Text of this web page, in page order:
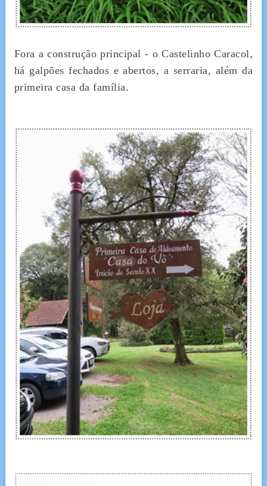
Fora a construção principal - o Castelinho Caracol,
há galpões fechados e abertos, a serraria, além da
primeira casa da família.